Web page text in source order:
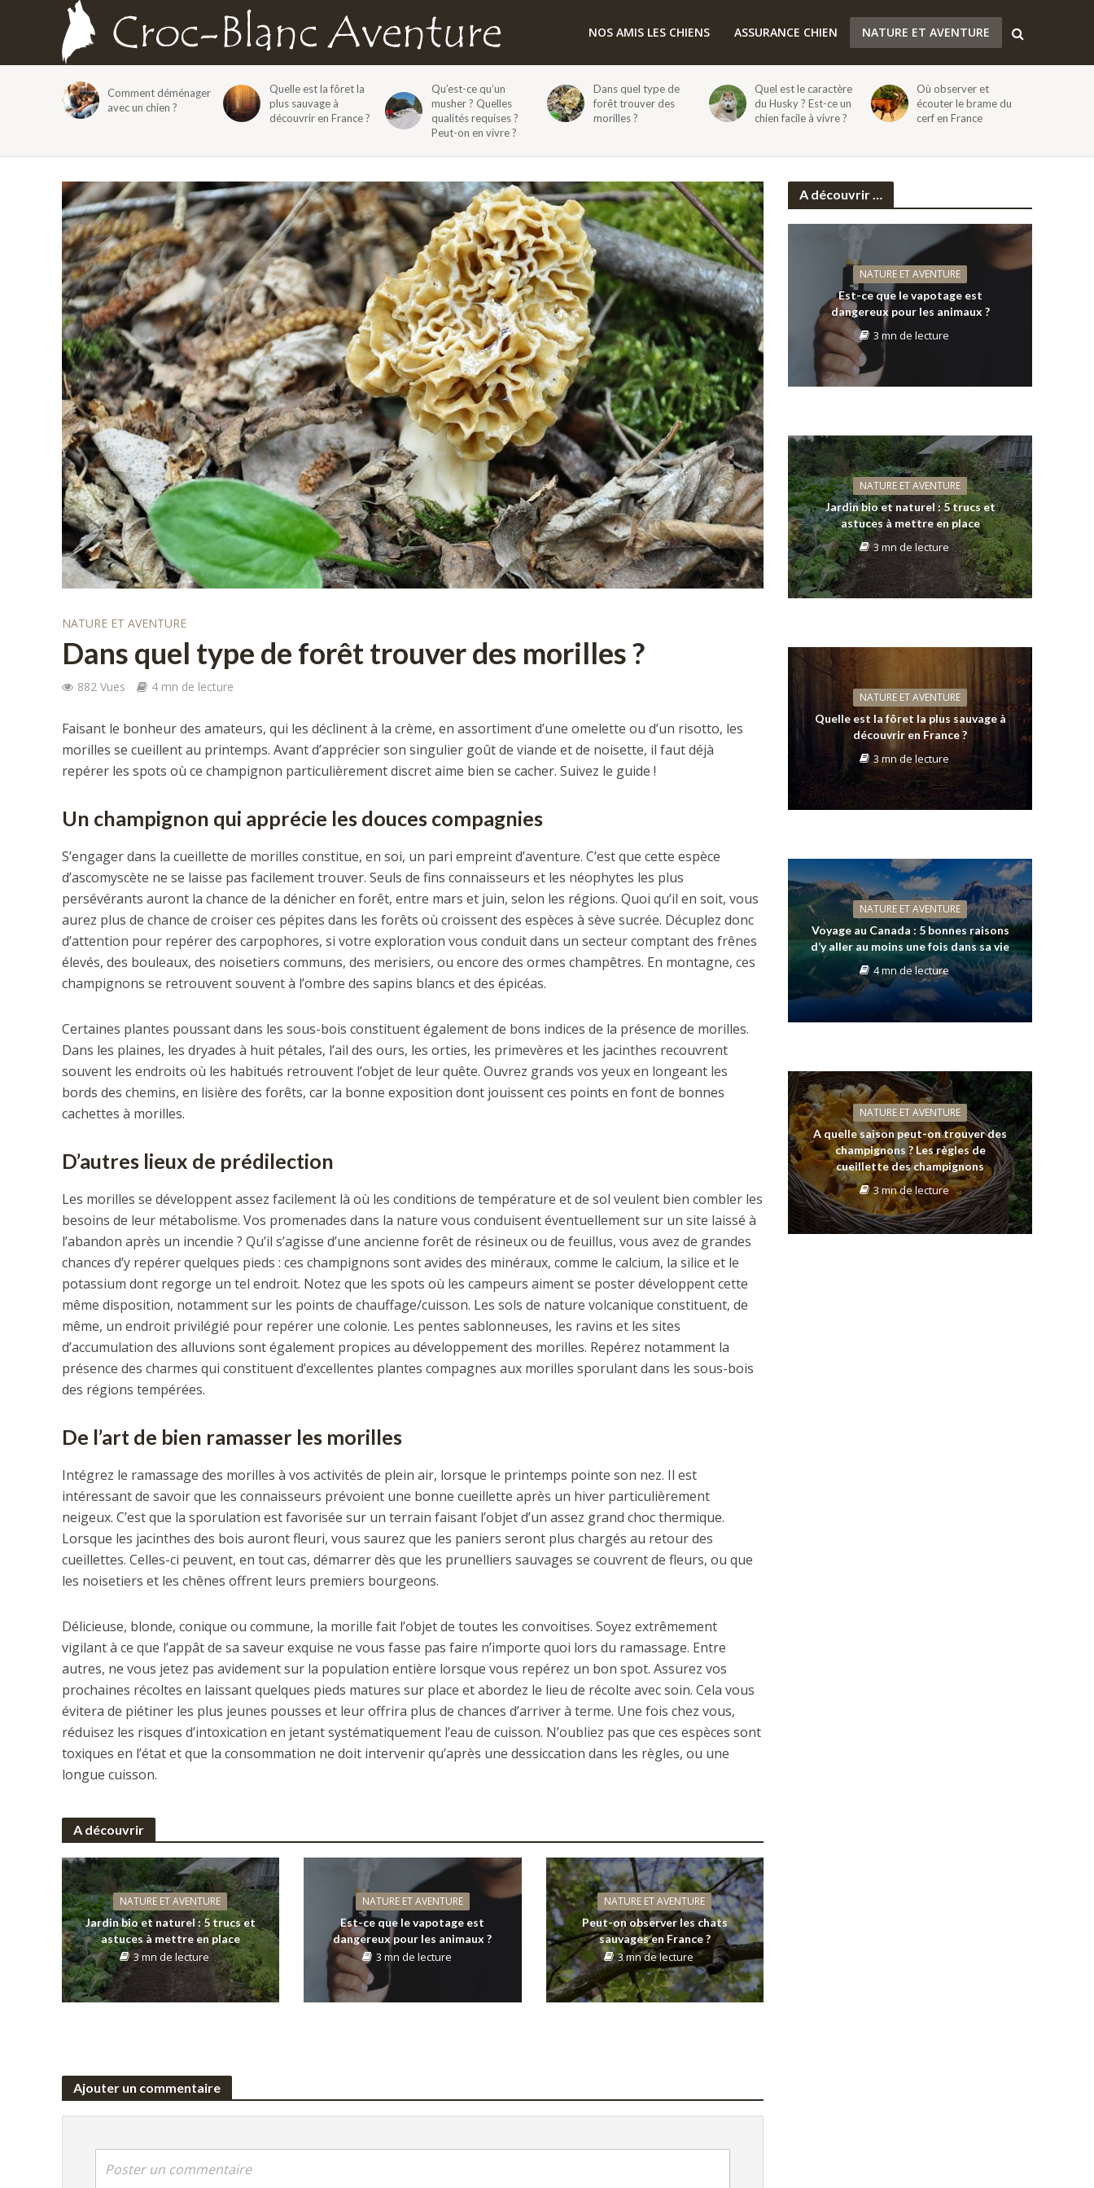
NOS AMIS LES CHIENS ASSURANCE CHIEN NATURE ET AVENTURE
Comment déménager
avec un chien ?
Quelle est la fôret la
plus sauvage à
découvrir en France ?
Qu’est-ce qu’un
musher ? Quelles
qualités requises ?
Peut-on en vivre ?
Dans quel type de
forêt trouver des
morilles ?
Quel est le caractère
du Husky ? Est-ce un
chien facile à vivre ?
Où observer et
écouter le brame du
cerf en France
NATURE ET AVENTURE
Dans quel type de forêt trouver des morilles ?
882 Vues 4 mn de lecture
Faisant le bonheur des amateurs, qui les déclinent à la crème, en assortiment d’une omelette ou d’un risotto, les
morilles se cueillent au printemps. Avant d’apprécier son singulier goût de viande et de noisette, il faut déjà
repérer les spots où ce champignon particulièrement discret aime bien se cacher. Suivez le guide !
Un champignon qui apprécie les douces compagnies
S’engager dans la cueillette de morilles constitue, en soi, un pari empreint d’aventure. C’est que cette espèce
d’ascomyscète ne se laisse pas facilement trouver. Seuls de fins connaisseurs et les néophytes les plus
persévérants auront la chance de la dénicher en forêt, entre mars et juin, selon les régions. Quoi qu’il en soit, vous
aurez plus de chance de croiser ces pépites dans les forêts où croissent des espèces à sève sucrée. Décuplez donc
d’attention pour repérer des carpophores, si votre exploration vous conduit dans un secteur comptant des frênes
élevés, des bouleaux, des noisetiers communs, des merisiers, ou encore des ormes champêtres. En montagne, ces
champignons se retrouvent souvent à l’ombre des sapins blancs et des épicéas.
Certaines plantes poussant dans les sous-bois constituent également de bons indices de la présence de morilles.
Dans les plaines, les dryades à huit pétales, l’ail des ours, les orties, les primevères et les jacinthes recouvrent
souvent les endroits où les habitués retrouvent l’objet de leur quête. Ouvrez grands vos yeux en longeant les
bords des chemins, en lisière des forêts, car la bonne exposition dont jouissent ces points en font de bonnes
cachettes à morilles.
D’autres lieux de prédilection
Les morilles se développent assez facilement là où les conditions de température et de sol veulent bien combler les
besoins de leur métabolisme. Vos promenades dans la nature vous conduisent éventuellement sur un site laissé à
l’abandon après un incendie ? Qu’il s’agisse d’une ancienne forêt de résineux ou de feuillus, vous avez de grandes
chances d’y repérer quelques pieds : ces champignons sont avides des minéraux, comme le calcium, la silice et le
potassium dont regorge un tel endroit. Notez que les spots où les campeurs aiment se poster développent cette
même disposition, notamment sur les points de chauffage/cuisson. Les sols de nature volcanique constituent, de
même, un endroit privilégié pour repérer une colonie. Les pentes sablonneuses, les ravins et les sites
d’accumulation des alluvions sont également propices au développement des morilles. Repérez notamment la
présence des charmes qui constituent d’excellentes plantes compagnes aux morilles sporulant dans les sous-bois
des régions tempérées.
De l’art de bien ramasser les morilles
Intégrez le ramassage des morilles à vos activités de plein air, lorsque le printemps pointe son nez. Il est
intéressant de savoir que les connaisseurs prévoient une bonne cueillette après un hiver particulièrement
neigeux. C’est que la sporulation est favorisée sur un terrain faisant l’objet d’un assez grand choc thermique.
Lorsque les jacinthes des bois auront fleuri, vous saurez que les paniers seront plus chargés au retour des
cueillettes. Celles-ci peuvent, en tout cas, démarrer dès que les prunelliers sauvages se couvrent de fleurs, ou que
les noisetiers et les chênes offrent leurs premiers bourgeons.
Délicieuse, blonde, conique ou commune, la morille fait l’objet de toutes les convoitises. Soyez extrêmement
vigilant à ce que l’appât de sa saveur exquise ne vous fasse pas faire n’importe quoi lors du ramassage. Entre
autres, ne vous jetez pas avidement sur la population entière lorsque vous repérez un bon spot. Assurez vos
prochaines récoltes en laissant quelques pieds matures sur place et abordez le lieu de récolte avec soin. Cela vous
évitera de piétiner les plus jeunes pousses et leur offrira plus de chances d’arriver à terme. Une fois chez vous,
réduisez les risques d’intoxication en jetant systématiquement l’eau de cuisson. N’oubliez pas que ces espèces sont
toxiques en l’état et que la consommation ne doit intervenir qu’après une dessiccation dans les règles, ou une
longue cuisson.
A découvrir
NATURE ET AVENTURE
Jardin bio et naturel : 5 trucs et
astuces à mettre en place
3 mn de lecture
NATURE ET AVENTURE
Est-ce que le vapotage est
dangereux pour les animaux ?
3 mn de lecture
NATURE ET AVENTURE
Peut-on observer les chats
sauvages en France ?
3 mn de lecture
Ajouter un commentaire
Poster un commentaire
A découvrir …
NATURE ET AVENTURE
Est-ce que le vapotage est
dangereux pour les animaux ?
3 mn de lecture
NATURE ET AVENTURE
Jardin bio et naturel : 5 trucs et
astuces à mettre en place
3 mn de lecture
NATURE ET AVENTURE
Quelle est la fôret la plus sauvage à
découvrir en France ?
3 mn de lecture
NATURE ET AVENTURE
Voyage au Canada : 5 bonnes raisons
d’y aller au moins une fois dans sa vie
4 mn de lecture
NATURE ET AVENTURE
A quelle saison peut-on trouver des
champignons ? Les règles de
cueillette des champignons
3 mn de lecture